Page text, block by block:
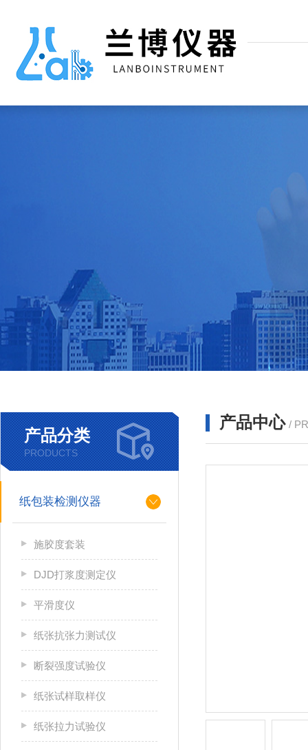
产品分类
PRODUCTS
纸包装检测仪器
施胶度套装
DJD打浆度测定仪
平滑度仪
纸张抗张力测试仪
断裂强度试验仪
纸张试样取样仪
纸张拉力试验仪
产品中心 /